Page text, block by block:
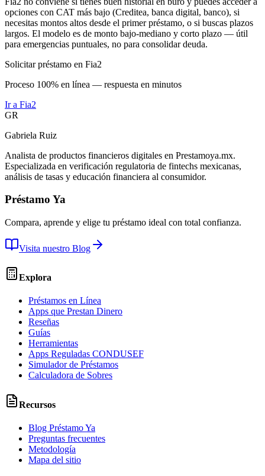
opciones con CAT más bajo (Creditea, banca digital, banco), si
necesitas montos altos desde el primer préstamo, o si buscas plazos
largos. El modelo es de monto bajo-mediano y corto plazo — útil
para emergencias puntuales, no para consolidar deuda.
Solicitar préstamo en Fia2
Proceso 100% en línea — respuesta en minutos
Ir a Fia2
GR
Gabriela Ruiz
Analista de productos financieros digitales en Prestamoya.mx.
Especializada en verificación regulatoria de fintechs mexicanas,
análisis de tasas y educación financiera al consumidor.
Préstamo Ya
Compara, aprende y elige tu préstamo ideal con total confianza.
Visita nuestro Blog
Explora
Préstamos en Línea
Apps que Prestan Dinero
Reseñas
Guías
Herramientas
Apps Reguladas CONDUSEF
Simulador de Préstamos
Calculadora de Sobres
Recursos
Blog Préstamo Ya
Preguntas frecuentes
Metodología
Mapa del sitio